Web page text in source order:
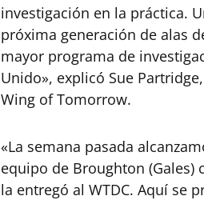
investigación en la práctica.
próxima generación de alas
mayor programa de
Unido», explicó Sue
Wing of Tomorrow.
«La semana pasada
equipo de Broughton
la entregó al WTDC. Aquí se